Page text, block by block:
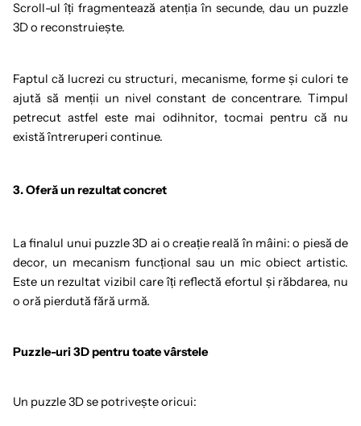
Scroll-ul îți fragmentează atenția în secunde, dau un puzzle
3D o reconstruiește.
Faptul că lucrezi cu structuri, mecanisme, forme și culori te
ajută să menții un nivel constant de concentrare. Timpul
petrecut astfel este mai odihnitor, tocmai pentru că nu
există întreruperi continue.
3. Oferă un rezultat concret
La finalul unui puzzle 3D ai o creație reală în mâini: o piesă de
decor, un mecanism funcțional sau un mic obiect artistic.
Este un rezultat vizibil care îți reflectă efortul și răbdarea, nu
o oră pierdută fără urmă.
Puzzle-uri 3D pentru toate vârstele
Un puzzle 3D se potrivește oricui: